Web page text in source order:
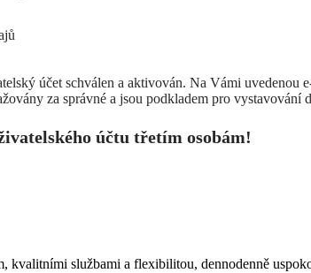
účet schválen a aktivován. Na Vámi uvedenou
za správné a jsou podkladem pro vystavování
účtu třetím osobám!
kvalitními službami a flexibilitou, dennodenně